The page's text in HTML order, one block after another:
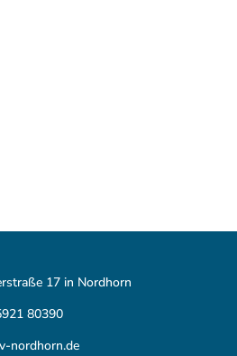
17 in Nordhorn
80390
nordhorn.de